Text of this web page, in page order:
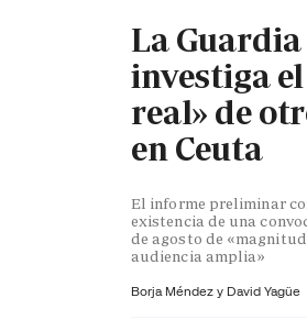
La
investiga
real» de
en Ceuta
El informe preliminar
existencia de una
de agosto de
audiencia amplia»
Borja Méndez y David Yagüe